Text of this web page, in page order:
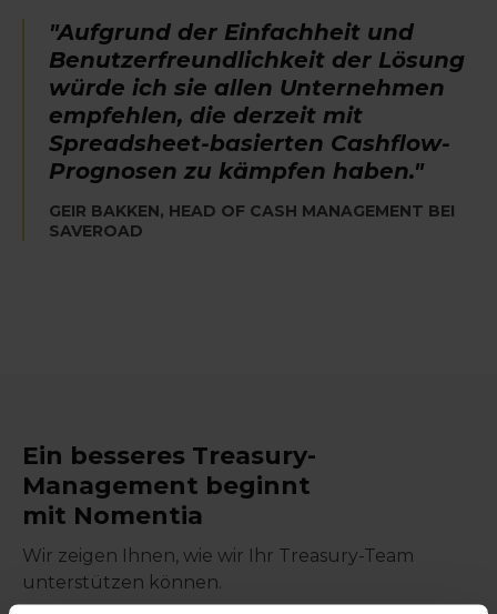
"Aufgrund der Einfachheit und
Benutzerfreundlichkeit der Lösung
würde ich sie allen Unternehmen
empfehlen, die derzeit mit
Spreadsheet-basierten Cashflow-
Prognosen zu kämpfen haben."
GEIR BAKKEN, HEAD OF CASH MANAGEMENT BEI
SAVEROAD
Ein besseres Treasury-
Management beginnt
mit Nomentia
Wir zeigen Ihnen, wie wir Ihr Treasury-Team
unterstützen können.